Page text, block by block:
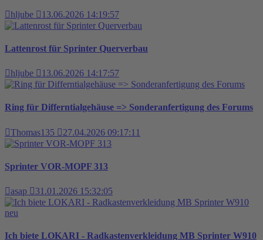
hljube 13.06.2026 14:19:57
Lattenrost für Sprinter Querverbau
hljube 13.06.2026 14:17:57
Ring für Differntialgehäuse => Sonderanfertigung des Forums
Thomas135 27.04.2026 09:17:11
Sprinter VOR-MOPF 313
asap 31.01.2026 15:32:05
Ich biete LOKARI - Radkastenverkleidung MB Sprinter W910